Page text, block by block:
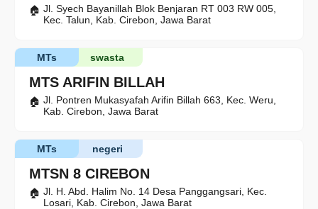
Jl. Syech Bayanillah Blok Benjaran RT 003 RW 005,
Kec. Talun, Kab. Cirebon, Jawa Barat
MTS ARIFIN BILLAH
swasta
MTs
Jl. Pontren Mukasyafah Arifin Billah 663, Kec. Weru,
Kab. Cirebon, Jawa Barat
MTSN 8 CIREBON
negeri
MTs
Jl. H. Abd. Halim No. 14 Desa Panggangsari, Kec.
Losari, Kab. Cirebon, Jawa Barat